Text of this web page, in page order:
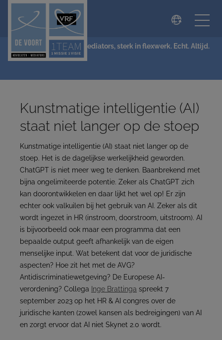
De Voort Advocaten | Mediators, sterk in flexwerk. Echt. Altijd.
Kunstmatige intelligentie (AI)
staat niet langer op de stoep
Kunstmatige intelligentie (AI) staat niet langer op de
stoep. Het is de dagelijkse werkelijkheid geworden.
ChatGPT is niet meer weg te denken. Baanbrekend met
bijna ongelimiteerde potentie. Zeker als ChatGPT zich
kan doorontwikkelen en daar lijkt het wel op! Er zijn
echter ook valkuilen bij het gebruik van AI. Zeker als dit
wordt ingezet in HR (instroom, doorstroom, uitstroom). AI
is bijvoorbeeld ook maar een programma dat een
bepaalde output geeft afhankelijk van de eigen
menselijke input. Wat betekent dat voor de juridische
aspecten? Hoe zit het met de AVG?
Antidiscriminatiewetgeving? De Europese AI-
verordening? Collega Inge Brattinga spreekt 7
september 2023 op het HR & AI congres over de
juridische kanten (zowel kansen als bedreigingen) van AI
en zorgt ervoor dat AI niet Skynet 2.0 wordt.